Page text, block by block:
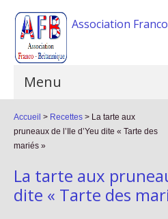
Association
Menu
Accueil
L’association
Activités
Evénements
Accueil > Recettes > La tarte aux
pruneaux de l’Ile d’Yeu dite « Tarte des
mariés »
La tarte aux
dite « Tarte des